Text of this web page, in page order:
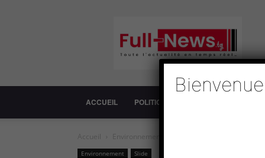
News
ACCUEIL POLITIQUE
Accueil Environnement
Environnement Slide